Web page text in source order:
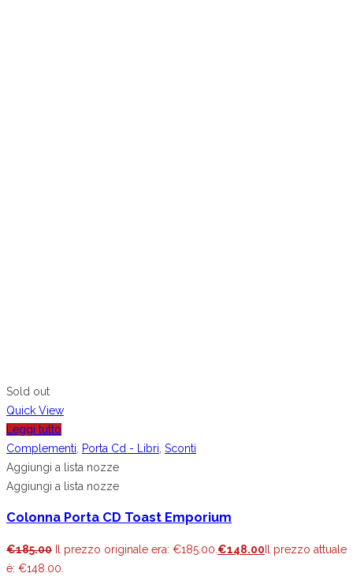
Sold out
Quick View
Leggi tutto
Complementi Porta Cd - Libri Sconti
Aggiungi a lista nozze
Aggiungi a lista nozze
Colonna Porta CD Toast Emporium
€185.00 Il prezzo originale era: €185.00.€148.00 Il prezzo attuale
è: €148.00.